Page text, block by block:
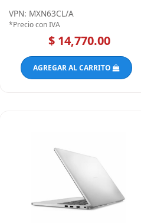
VPN: MXN63CL/A
*Precio con IVA
$ 14,770.00
AGREGAR AL CARRITO